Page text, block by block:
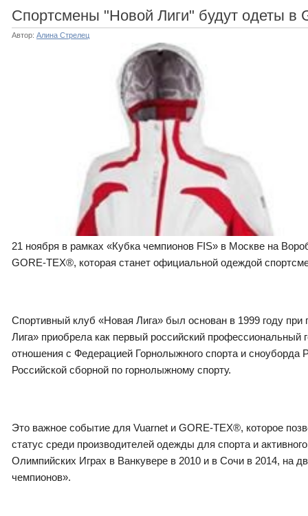
Спортсмены "Новой Лиги" будут одеты в
Автор: Алина Стрелец
21 ноября в рамках «Кубка чемпионов FIS» в Москве на
GORE-TEX®, которая станет официальной одеждой
Спортивный клуб «Новая Лига» был основан в 1999 году
Лига» приобрела как первый российский
отношения с Федерацией Горнолыжного спорта и сноуборда
Российской сборной по горнолыжному спорту.
Это важное событие для Vuarnet и GORE-TEX®, которое
статус среди производителей одежды для спорта и
Олимпийских Играх в Ванкувере в 2010 и в Сочи в 2014, на
чемпионов».